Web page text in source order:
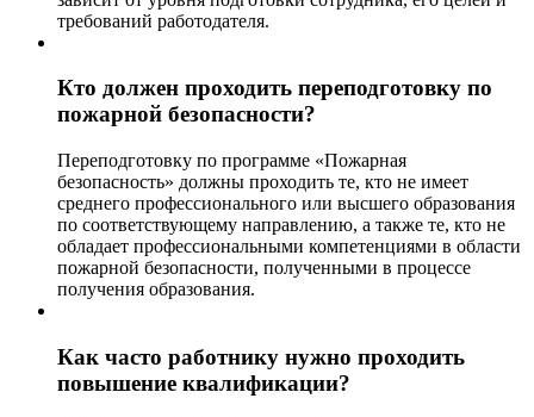
требований работодателя.
Кто должен проходить переподготовку по
пожарной безопасности?
Переподготовку по программе «Пожарная
безопасность» должны проходить те, кто не имеет
среднего профессионального или высшего образования
по соответствующему направлению, а также те, кто не
обладает профессиональными компетенциями в области
пожарной безопасности, полученными в процессе
получения образования.
Как часто работнику нужно проходить
повышение квалификации?